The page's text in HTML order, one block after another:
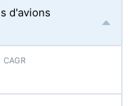
d'avions